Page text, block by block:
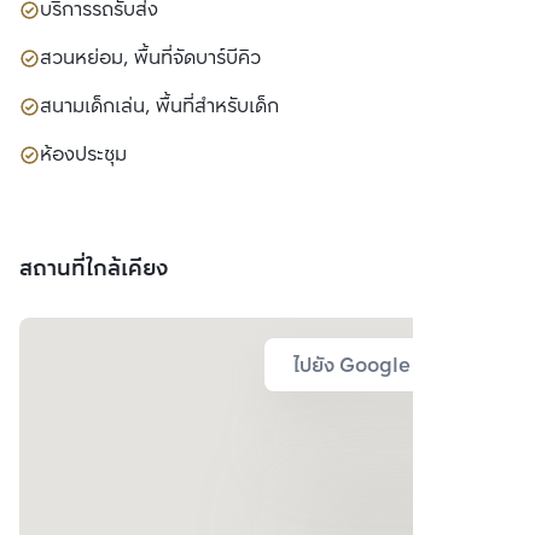
บริการรถรับส่ง
สวนหย่อม, พื้นที่จัดบาร์บีคิว
สนามเด็กเล่น, พื้นที่สำหรับเด็ก
ห้องประชุม
สถานที่ใกล้เคียง
ไปยัง Google Map